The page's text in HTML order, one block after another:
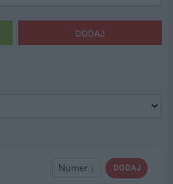
DODAJ
DODAJ
Numer ↓